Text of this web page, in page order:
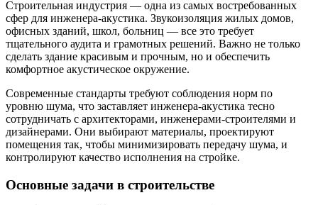
Строительная индустрия — одна из самых востребованных
сфер для инженера-акустика. Звукоизоляция жилых домов,
офисных зданий, школ, больниц — все это требует
тщательного аудита и грамотных решений. Важно не только
сделать здание красивым и прочным, но и обеспечить
комфортное акустическое окружение.
Современные стандарты требуют соблюдения норм по
уровню шума, что заставляет инженера-акустика тесно
сотрудничать с архитекторами, инженерами-строителями и
дизайнерами. Они выбирают материалы, проектируют
помещения так, чтобы минимизировать передачу шума, и
контролируют качество исполнения на стройке.
Основные задачи в строительстве